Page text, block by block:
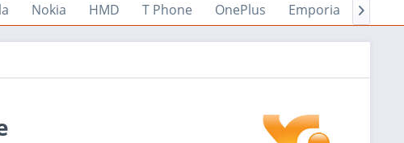
Nokia HMD T Phone OnePlus Emporia 